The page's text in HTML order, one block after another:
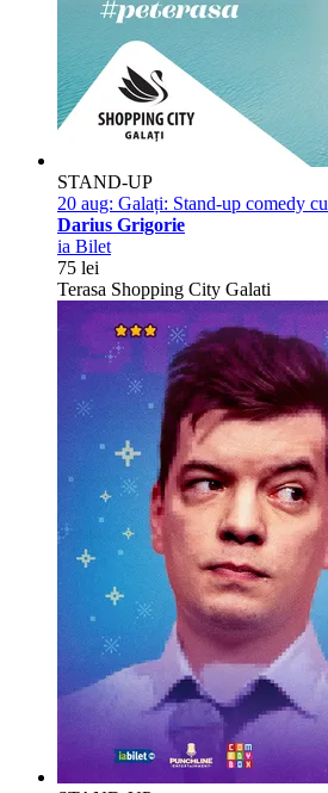
STAND-UP
20 aug: Galați: Stand-up comedy cu
Darius Grigorie
ia Bilet
75 lei
Terasa Shopping City Galati